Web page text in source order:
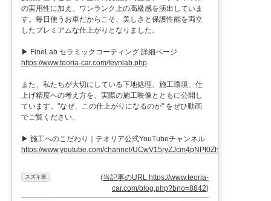
の実用性に加え、ワンランク上の高級感を演出していま
す。毎日使うお車だからこそ、美しさと保護性能を両立
したプレミアムな仕上がりとなりました。
▶ FineLab セラミックコーティング 詳細ページ
https://www.teoria-car.com/feynlab.php
また、私たちが大切にしている下地処理、施工環境、仕
上げ精度への考え方を、実際の施工映像とともに公開し
ています。"なぜ、この仕上がりになるのか" をぜひ動画
でご覧ください。
▶ 施工へのこだわり｜テオリア公式YouTubeチャンネル
https://www.youtube.com/channel/UCwV15ryZJcm4pNPf0ZhXu9g
スズキ車 (当記事のURL https://www.teoria-
car.com/blog.php?bno=8842)